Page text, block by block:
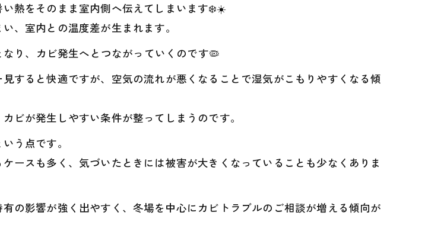
熱をそのまま室内側へ伝えてしまいます❄️☀️
、室内との温度差が生まれます。
り、カビ発生へとつながっていくのです🦠
すると快適ですが、空気の流れが悪くなることで湿気がこもりやすくなる傾
ビが発生しやすい条件が整ってしまうのです。
う点です。
ースも多く、気づいたときには被害が大きくなっていることも少なくありま
の影響が強く出やすく、冬場を中心にカビトラブルのご相談が増える傾向が